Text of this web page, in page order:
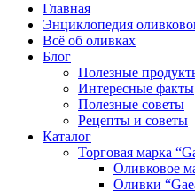
Главная
Энциклопедия
Всё об оливках
Блог
Полезные
Интересные факты
Полезные советы
Рецепты и советы
Каталог
Торговая марка
Оливковое
Оливки